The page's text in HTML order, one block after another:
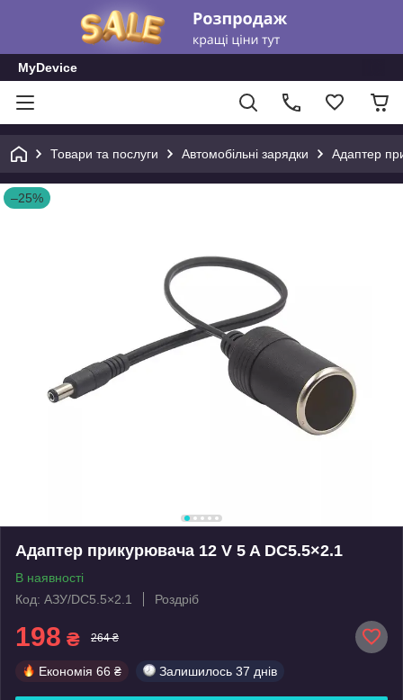
MyDevice
Товари та послуги Автомобільні зарядки Адаптер
–25%
Адаптер прикурювача 12 V 5 A DC5.5×2.1
В наявності
Код: АЗУ/DC5.5×2.1
Роздріб
198 ₴ 264 ₴
Економія 66 ₴ Залишилось 37 днів